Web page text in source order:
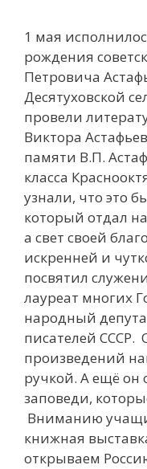
1 мая
рождения
Петровича
Десятуховской
провели
Виктора
памяти В.П.
класса
узнали, что это
который отдал
а свет своей
искренней и
посвятил
лауреат многих
народный
писателей СССР.
произведений
ручкой. А ещё он
заповеди,
Вниманию
книжная
открываем